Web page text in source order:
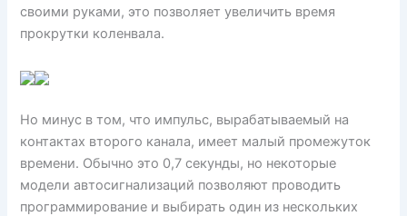
своими руками, это позволяет увеличить время
прокрутки коленвала.
Но минус в том, что импульс, вырабатываемый на
контактах второго канала, имеет малый промежуток
времени. Обычно это 0,7 секунды, но некоторые
модели автосигнализаций позволяют проводить
программирование и выбирать один из нескольких